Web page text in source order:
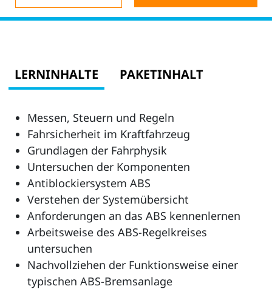
LERNINHALTE PAKETINHALT
Messen, Steuern und Regeln
Fahrsicherheit im Kraftfahrzeug
Grundlagen der Fahrphysik
Untersuchen der Komponenten
Antiblockiersystem ABS
Verstehen der Systemübersicht
Anforderungen an das ABS kennenlernen
Arbeitsweise des ABS-Regelkreises
untersuchen
Nachvollziehen der Funktionsweise einer
typischen ABS-Bremsanlage